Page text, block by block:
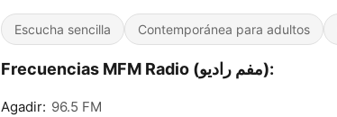
Escucha sencilla Contemporánea para adultos
Frecuencias MFM Radio (مفم راديو):
Agadir: 96.5 FM